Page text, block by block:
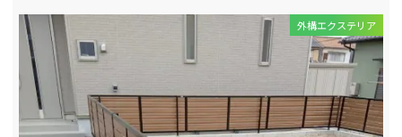
外構エクステリア